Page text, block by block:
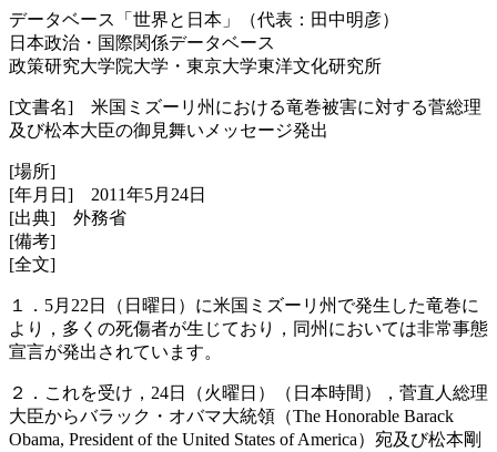
データベース「世界と日本」（代表：田中明彦）
日本政治・国際関係データベース
政策研究大学院大学・東京大学東洋文化研究所
[文書名] 米国ミズーリ州における竜巻被害に対する菅総理
及び松本大臣の御見舞いメッセージ発出
[場所]
[年月日] 2011年5月24日
[出典] 外務省
[備考]
[全文]
１．5月22日（日曜日）に米国ミズーリ州で発生した竜巻に
より，多くの死傷者が生じており，同州においては非常事態
宣言が発出されています。
２．これを受け，24日（火曜日）（日本時間），菅直人総理
大臣からバラック・オバマ大統領（The Honorable Barack
Obama, President of the United States of America）宛及び松本剛